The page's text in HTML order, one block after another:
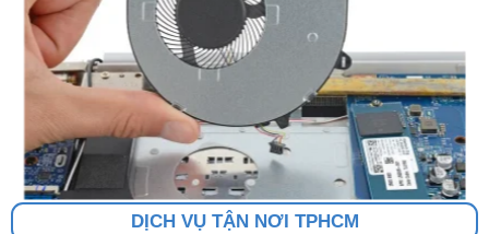
DỊCH VỤ TẬN NƠI TPHCM